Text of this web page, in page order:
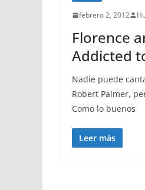
febrero 2, 2012
Florence
Addicted
Nadie puede
Robert Palmer,
Como lo buenos
Leer más